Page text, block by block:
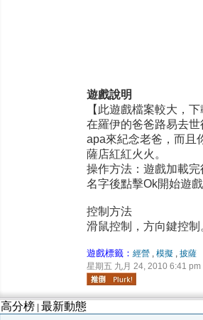
遊戲說明
【此遊戲檔案較大，
在羅伊的爸爸路易去
apa來紀念老爸，而且
薩店紅紅火火。
操作方法：遊戲加載
名字後點擊Ok開始遊
控制方法
滑鼠控制，方向鍵控制
遊戲標籤： 經營 , 模擬 , 披薩
星期五 九月 24, 2010 6:41 pm
高分榜 最新動態